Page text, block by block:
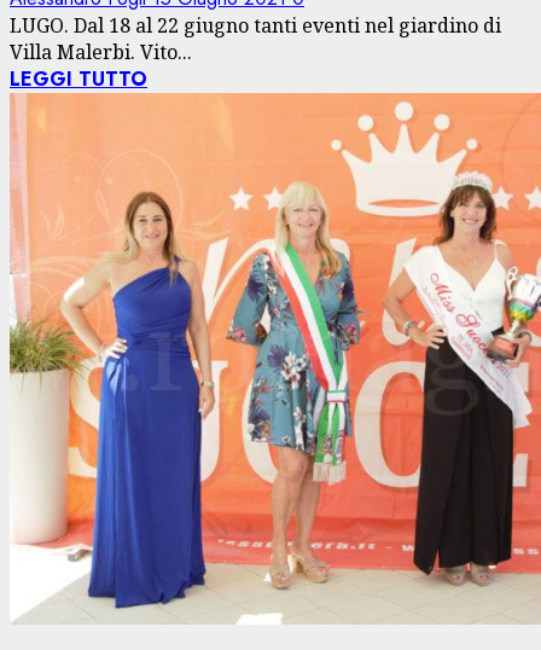
LUGO. Dal 18 al 22 giugno tanti eventi nel giardino di
Villa Malerbi. Vito...
LEGGI TUTTO